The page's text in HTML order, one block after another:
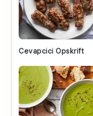
Cevapcici Opskrift